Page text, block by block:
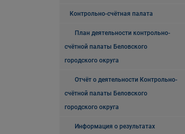
Контрольно-счётная палата
План деятельности контрольно-
счётной палаты Беловского
городского округа
Отчёт о деятельности Контрольно-
счётной палаты Беловского
городского округа
Информация о результатах